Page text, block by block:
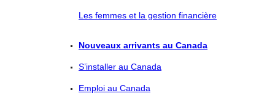
Les femmes et la gestion financière
Nouveaux arrivants au Canada
S’installer au Canada
Emploi au Canada